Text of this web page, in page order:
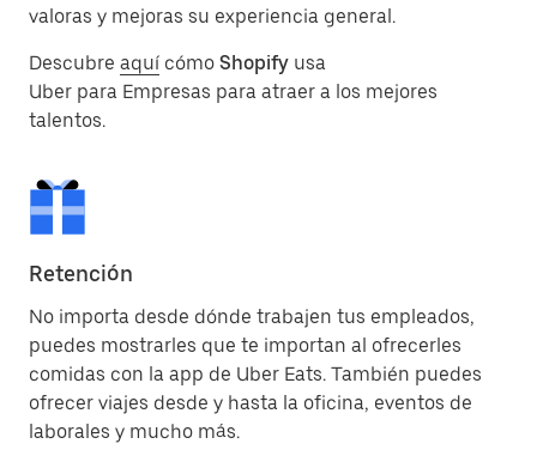
valoras y mejoras su experiencia general.
Descubre aquí cómo Shopify usa
Uber para Empresas para atraer a los mejores
talentos.
Retención
No importa desde dónde trabajen tus empleados,
puedes mostrarles que te importan al ofrecerles
comidas con la app de Uber Eats. También puedes
ofrecer viajes desde y hasta la oficina, eventos de
laborales y mucho más.